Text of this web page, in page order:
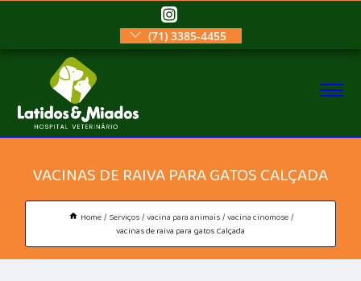
(71) 3385-4455
VACINAS DE RAIVA PARA GATOS CALÇADA
Home Serviços vacina para animais vacina cinomose
vacinas de raiva para gatos Calçada